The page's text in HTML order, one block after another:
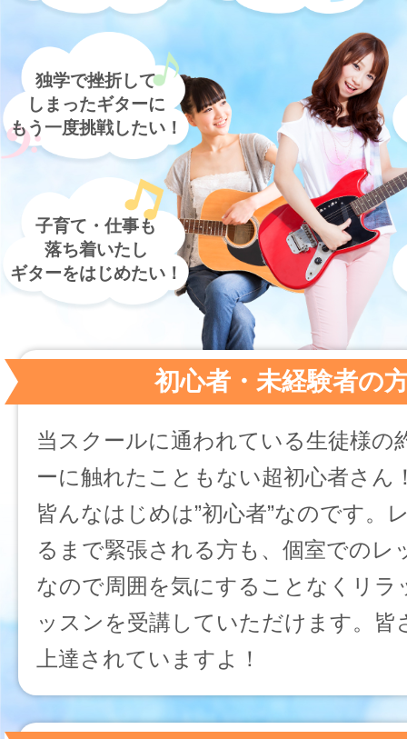
独学で挫折して
しまったギターに
もう一度挑戦したい！
子育て・仕事も
落ち着いたし
ギターをはじめたい！
初心者・未経験者の
当スクールに通われている生徒様の
ーに触れたこともない超初心者さん
皆んなはじめは”初心者”なのです。
るまで緊張される方も、個室でのレ
なので周囲を気にすることなくリラ
ッスンを受講していただけます。皆
上達されていますよ！